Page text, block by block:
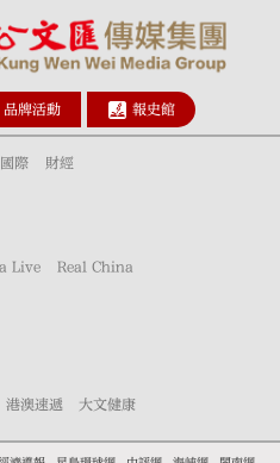
品牌活動 報史館
國際 財經
Live Real China
港澳速遞 大文健康